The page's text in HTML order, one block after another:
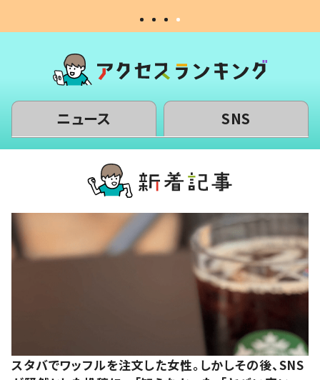
ニュース SNS
スタバでワッフルを注文した女性。しかしその後、SNS